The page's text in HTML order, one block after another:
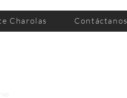
Charolas Contáctanos